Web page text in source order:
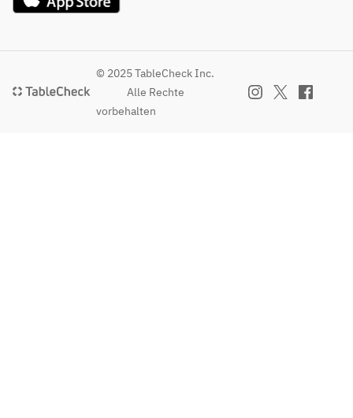
© 2025 TableCheck Inc.
Alle Rechte
vorbehalten